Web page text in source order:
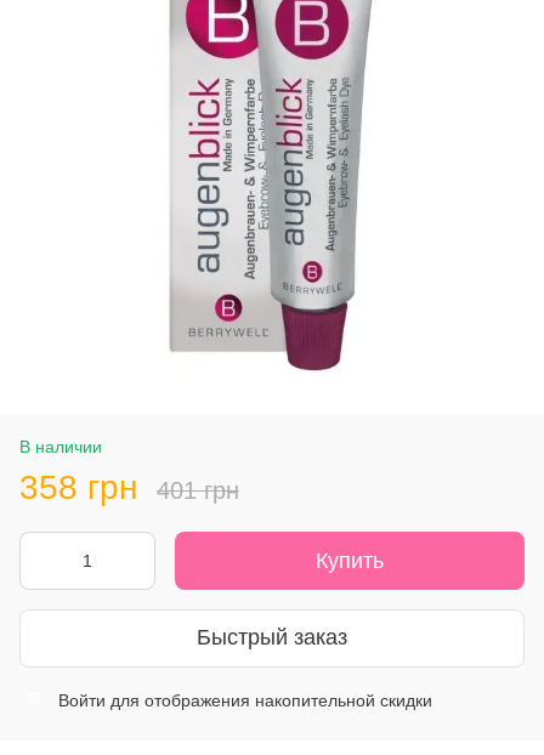
В наличии
358 грн 401 грн
Купить
Быстрый заказ
Войти для отображения накопительной скидки